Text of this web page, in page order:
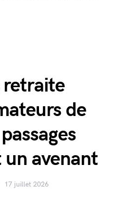
retraite
de
un avenant
17 juillet 2026